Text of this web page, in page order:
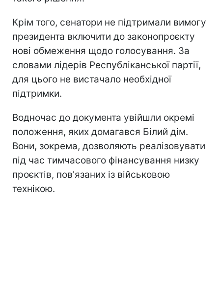
Крім того, сенатори не підтримали вимогу
президента включити до законопроєкту
нові обмеження щодо голосування. За
словами лідерів Республіканської партії,
для цього не вистачало необхідної
підтримки.
Водночас до документа увійшли окремі
положення, яких домагався Білий дім.
Вони, зокрема, дозволяють реалізовувати
під час тимчасового фінансування низку
проєктів, пов'язаних із військовою
технікою.